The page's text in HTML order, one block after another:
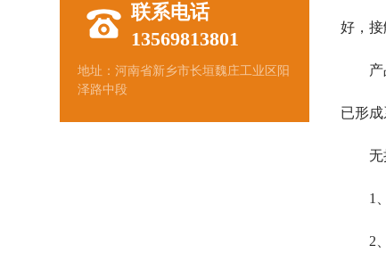
联系电话
13569813801
地址：河南省新乡市长垣魏庄工业区阳
泽路中段
好，
产品
已形
无接
1、
2、